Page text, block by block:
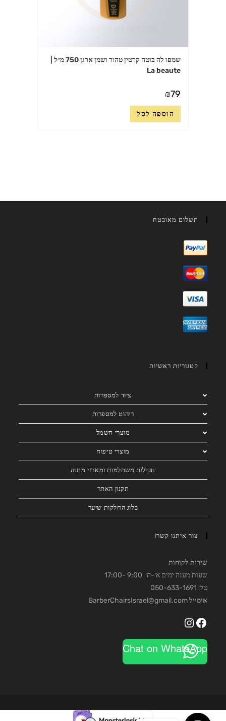
שמפו לה בוטה קרטין טהור ושמן ארגן 750 מ״ל |
La beaute
₪79
הוספה לסל
תשלום מאובטח
קטגוריות ראשיות
ציוד למספרות
ריהוט למספרות
מוצרי חשמל
מוצרי טיפוח
חבילות משתלמות ומארזי מתנה
תקנון האתר
בלוג החלקות שיער
צור איתנו קשר!
שירות לקוחות
שעות מענה ימים א׳-ה׳ 9:00 -17:00
טל׳ 050-633-1691
אימיילBarberChairsIsrael@gmail.com
Facebook
Instagram
Chat on WhatsApp